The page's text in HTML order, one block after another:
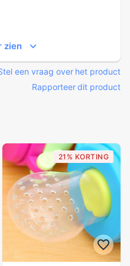
zien
een vraag over het product
Rapporteer dit product
21% KORTING